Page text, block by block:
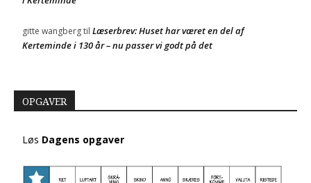
gitte wangbergtil Læserbrev: Huset har været en del af
Kerteminde i 130 år – nu passer vi godt på det
OPGAVER
Løs Dagens opgaver